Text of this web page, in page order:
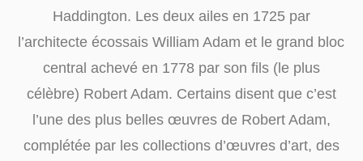
Haddington. Les deux ailes en 1725 par
l’architecte écossais William Adam et le grand bloc
central achevé en 1778 par son fils (le plus
célèbre) Robert Adam. Certains disent que c’est
l’une des plus belles œuvres de Robert Adam,
complétée par les collections d’œuvres d’art, des